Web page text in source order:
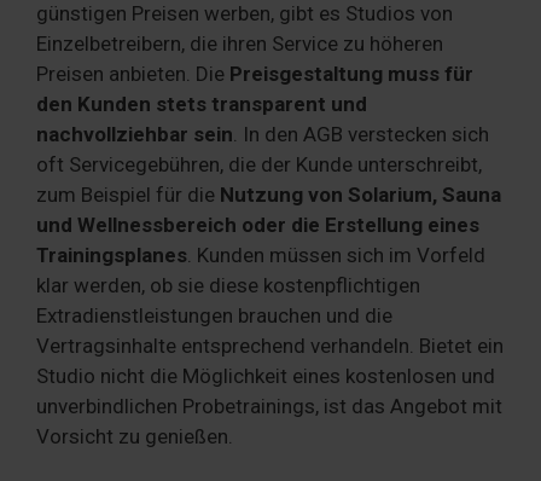
günstigen Preisen werben, gibt es Studios von
Einzelbetreibern, die ihren Service zu höheren
Preisen anbieten. Die Preisgestaltung muss für
den Kunden stets transparent und
nachvollziehbar sein. In den AGB verstecken sich
oft Servicegebühren, die der Kunde unterschreibt,
zum Beispiel für die Nutzung von Solarium, Sauna
und Wellnessbereich oder die Erstellung eines
Trainingsplanes. Kunden müssen sich im Vorfeld
klar werden, ob sie diese kostenpflichtigen
Extradienstleistungen brauchen und die
Vertragsinhalte entsprechend verhandeln. Bietet ein
Studio nicht die Möglichkeit eines kostenlosen und
unverbindlichen Probetrainings, ist das Angebot mit
Vorsicht zu genießen.